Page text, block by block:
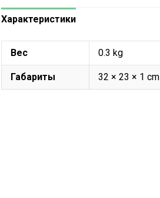
Характеристики
Вес 0.3 kg
Габариты 32 × 23 × 1 cm